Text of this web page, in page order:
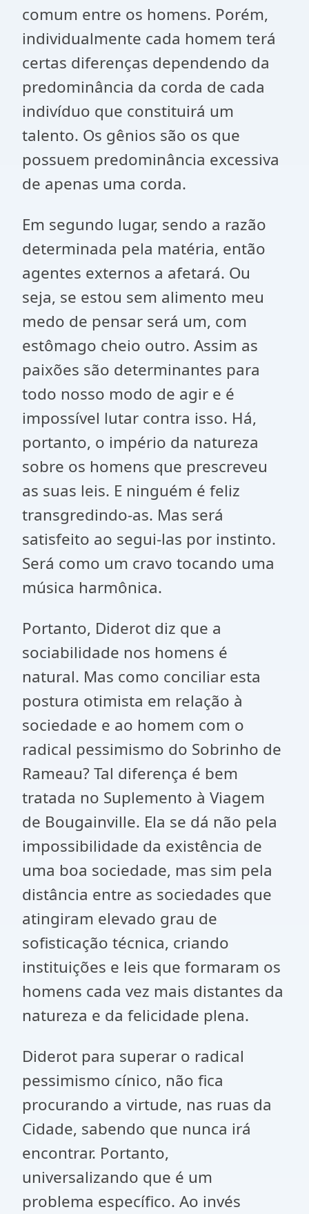
comum entre os homens. Porém,
individualmente cada homem terá
certas diferenças dependendo da
predominância da corda de cada
indivíduo que constituirá um
talento. Os gênios são os que
possuem predominância excessiva
de apenas uma corda.
Em segundo lugar, sendo a razão
determinada pela matéria, então
agentes externos a afetará. Ou
seja, se estou sem alimento meu
medo de pensar será um, com
estômago cheio outro. Assim as
paixões são determinantes para
todo nosso modo de agir e é
impossível lutar contra isso. Há,
portanto, o império da natureza
sobre os homens que prescreveu
as suas leis. E ninguém é feliz
transgredindo-as. Mas será
satisfeito ao segui-las por instinto.
Será como um cravo tocando uma
música harmônica.
Portanto, Diderot diz que a
sociabilidade nos homens é
natural. Mas como conciliar esta
postura otimista em relação à
sociedade e ao homem com o
radical pessimismo do Sobrinho de
Rameau? Tal diferença é bem
tratada no Suplemento à Viagem
de Bougainville. Ela se dá não pela
impossibilidade da existência de
uma boa sociedade, mas sim pela
distância entre as sociedades que
atingiram elevado grau de
sofisticação técnica, criando
instituições e leis que formaram os
homens cada vez mais distantes da
natureza e da felicidade plena.
Diderot para superar o radical
pessimismo cínico, não fica
procurando a virtude, nas ruas da
Cidade, sabendo que nunca irá
encontrar. Portanto,
universalizando que é um
problema específico. Ao invés